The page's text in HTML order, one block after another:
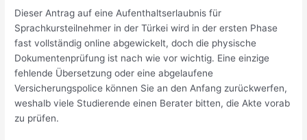
Dieser Antrag auf eine Aufenthaltserlaubnis für
Sprachkursteilnehmer in der Türkei wird in der ersten Phase
fast vollständig online abgewickelt, doch die physische
Dokumentenprüfung ist nach wie vor wichtig. Eine einzige
fehlende Übersetzung oder eine abgelaufene
Versicherungspolice können Sie an den Anfang zurückwerfen,
weshalb viele Studierende einen Berater bitten, die Akte vorab
zu prüfen.